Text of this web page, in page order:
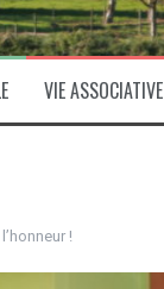
VIE ASSOCIATIVE
!